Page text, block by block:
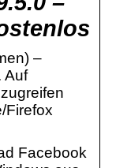
–
Auf
Firefox
Facebook